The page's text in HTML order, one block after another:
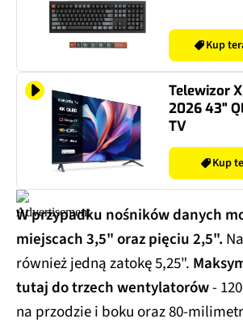
Kup
Telewizor
2026 43"
TV
Kup
W przypadku nośników danych
miejscach 3,5" oraz pięciu 2,5".
również jedną zatokę 5,25".
tutaj do trzech wentylatorów-
na przodzie i boku oraz 80-